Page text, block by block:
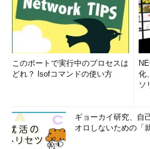
このポートで実行中のプロセスは
どれ？ lsofコマンドの使い方
化
ソ
ギョーカイ研究、
オロしないための「